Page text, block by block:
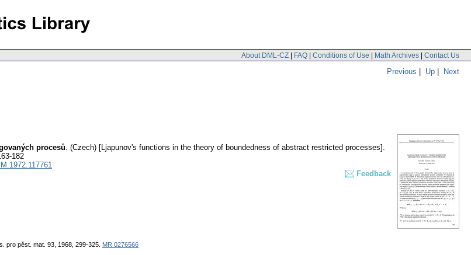
About DML-CZ | FAQ | Conditions of Use | Math Archives | Contact Us
Previous | Up | Next
procesů. (Czech) [Ljapunov's functions in the theory of boundedness of abstract restricted processes].
182
Feedback
pro pěst. mat. 93, 1968, 299-325. MR 0276566